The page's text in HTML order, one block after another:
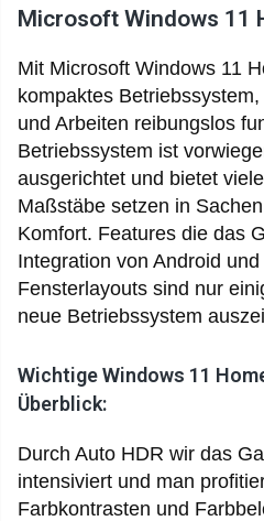
Microsoft Windows 11
Mit Microsoft Windows 11
kompaktes
und Arbeiten reibungslos
Betriebssystem ist
ausgerichtet und bietet
Maßstäbe setzen in
Komfort. Features die das
Integration von Android
Fensterlayouts sind nur
neue Betriebssystem
Wichtige Windows 11
Überblick:
Durch Auto HDR wir das
intensiviert und man
Farbkontrasten und